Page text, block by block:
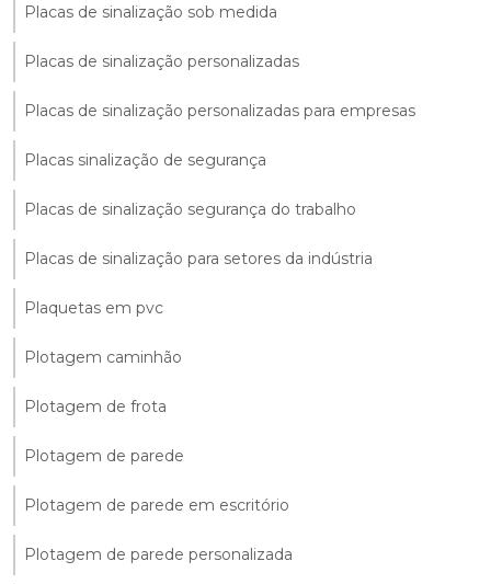
Placas de sinalização sob medida
Placas de sinalização personalizadas
Placas de sinalização personalizadas para empresas
Placas sinalização de segurança
Placas de sinalização segurança do trabalho
Placas de sinalização para setores da indústria
Plaquetas em pvc
Plotagem caminhão
Plotagem de frota
Plotagem de parede
Plotagem de parede em escritório
Plotagem de parede personalizada